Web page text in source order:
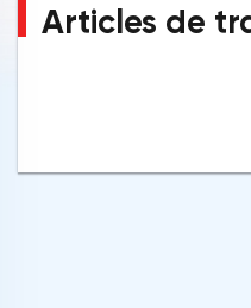
Articles de